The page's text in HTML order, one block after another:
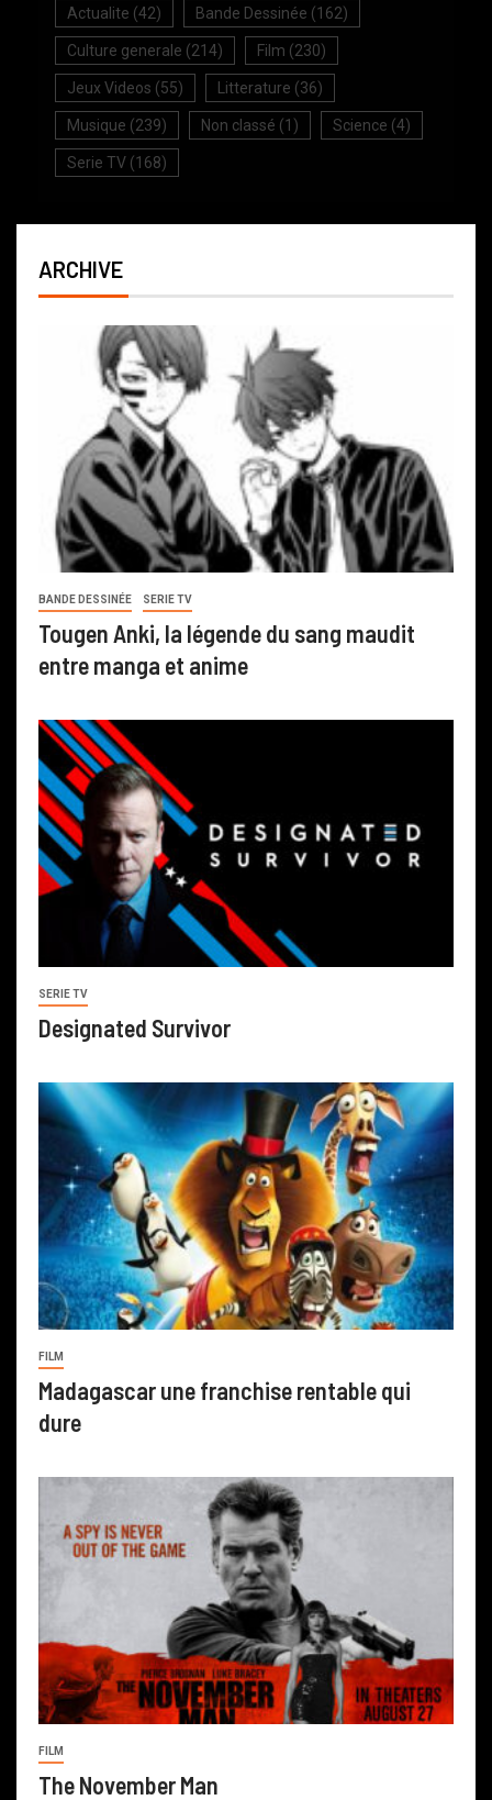
Actualite (42) Bande Dessinée (162)
Culture generale (214) Film (230)
Jeux Videos (55) Litterature (36)
Musique (239) Non classé (1) Science (4)
Serie TV (168)
ARCHIVE
BANDE DESSINÉE SERIE TV
Tougen Anki, la légende du sang maudit
entre manga et anime
SERIE TV
Designated Survivor
FILM
Madagascar une franchise rentable qui
dure
FILM
The November Man